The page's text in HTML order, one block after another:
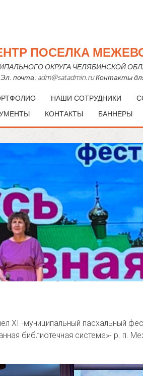
ПОСЕЛКА
ОКРУГА ЧЕЛЯБИНСКОЙ
Эл. почта: adm@satadmin.ru Контакты
НАШИ СОТРУДНИКИ
КОНТАКТЫ БАННЕРЫ
XI -муниципальный пасхальный
библиотечная система»- р. п.